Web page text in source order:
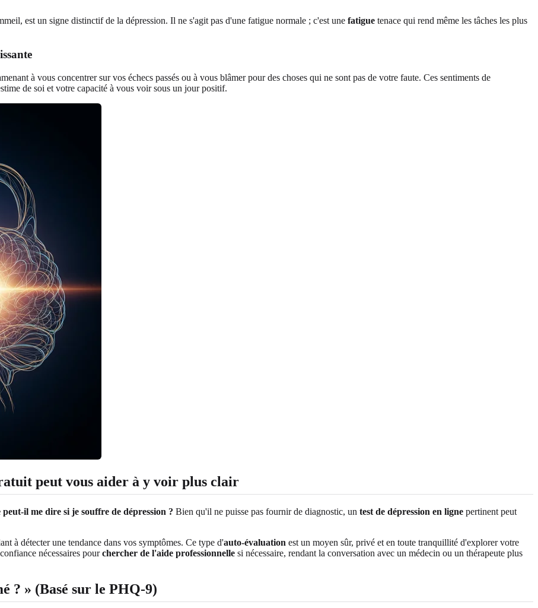
est un signe distinctif de la dépression. Il ne s'agit pas d'une fatigue normale ; c'est une fatigue tenace qui rend même les tâches les plus
à vous concentrer sur vos échecs passés ou à vous blâmer pour des choses qui ne sont pas de votre faute. Ces sentiments de
de soi et votre capacité à vous voir sous un jour positif.
peut vous aider à y voir plus clair
il me dire si je souffre de dépression ? Bien qu'il ne puisse pas fournir de diagnostic, un test de dépression en ligne pertinent peut
à détecter une tendance dans vos symptômes. Ce type d'auto-évaluation est un moyen sûr, privé et en toute tranquillité d'explorer votre
nécessaires pourchercher de l'aide professionnelle si nécessaire, rendant la conversation avec un médecin ou un thérapeute plus
? » (Basé sur le PHQ-9)